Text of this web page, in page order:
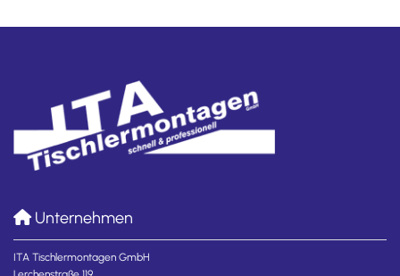
Unternehmen
ITA Tischlermontagen GmbH